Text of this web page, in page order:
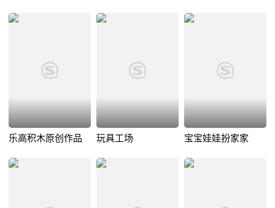
乐高积木原创作品 玩具工场 宝宝娃娃扮家家